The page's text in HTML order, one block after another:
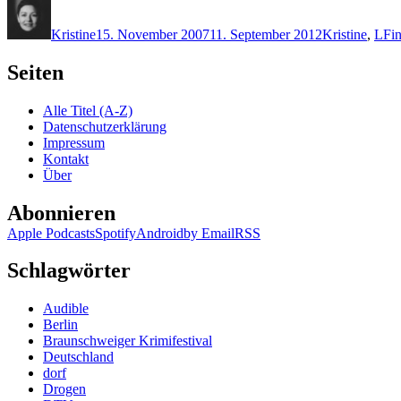
Kristine15. November 200711. September 2012Kristine, L
Seiten
Alle Titel (A-Z)
Datenschutzerklärung
Impressum
Kontakt
Über
Abonnieren
Apple PodcastsSpotifyAndroidby EmailRSS
Schlagwörter
Audible
Berlin
Braunschweiger Krimifestival
Deutschland
dorf
Drogen